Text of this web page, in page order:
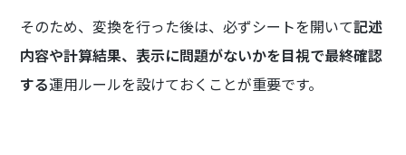
そのため、変換を行った後は、必ずシートを開いて記述
内容や計算結果、表示に問題がないかを目視で最終確認
する運用ルールを設けておくことが重要です。